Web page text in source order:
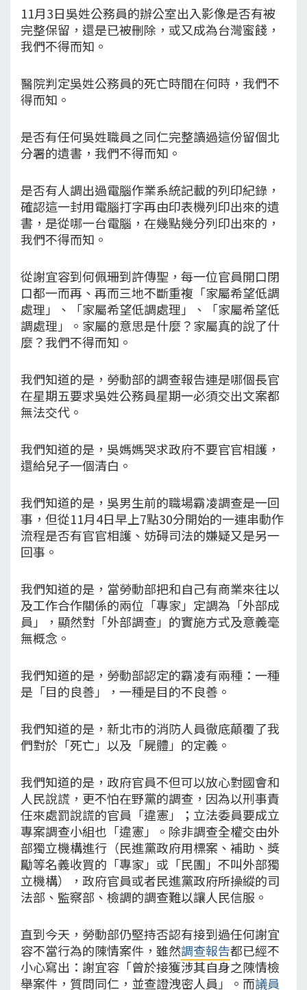
11月3日吳姓公務員的辦公室出入影像是否有被
完整保留，還是已被刪除，或又成為台灣蜜餞，
我們不得而知。
醫院判定吳姓公務員的死亡時間在何時，我們不
得而知。
是否有任何吳姓職員之同仁完整讀過這份留個北
分署的遺書，我們不得而知。
是否有人調出過電腦作業系統記載的列印紀錄，
確認這一封用電腦打字再由印表機列印出來的遺
書，是從哪一台電腦，在幾點幾分列印出來的，
我們不得而知。
從謝宜容到何佩珊到許傳聖，每一位官員開口閉
口都一而再、再而三地不斷重複「家屬希望低調
處理」、「家屬希望低調處理」、「家屬希望低
調處理」。家屬的意思是什麼？家屬真的說了什
麼？我們不得而知。
我們知道的是，勞動部的調查報告連是哪個長官
在星期五要求吳姓公務員星期一必須交出文案都
無法交代。
我們知道的是，吳媽媽哭求政府不要官官相護，
還給兒子一個清白。
我們知道的是，吳男生前的職場霸凌調查是一回
事，但從11月4日早上7點30分開始的一連串動作
流程是否有官官相護、妨碍司法的嫌疑又是另一
回事。
我們知道的是，當勞動部把和自己有商業來往以
及工作合作關係的兩位「專家」定調為「外部成
員」，顯然對「外部調查」的實施方式及意義毫
無概念。
我們知道的是，勞動部認定的霸凌有兩種：一種
是「目的良善」，一種是目的不良善。
我們知道的是，新北市的消防人員徹底顛覆了我
們對於「死亡」以及「屍體」的定義。
我們知道的是，政府官員不但可以放心對國會和
人民說謊，更不怕在野黨的調查，因為以刑事責
任來處罰說謊的官員「違憲」；立法委員要成立
專案調查小組也「違憲」。除非調查全權交由外
部獨立機構進行（民進黨政府用標案、補助、獎
勵等名義收買的「專家」或「民團」不叫外部獨
立機構），政府官員或者民進黨政府所操縱的司
法部、監察部、檢調的調查難以讓人民信服。
直到今天，勞動部仍堅持否認有接到過任何謝宜
容不當行為的陳情案件，雖然調查報告都已經不
小心寫出：謝宜容「曾於接獲涉其自身之陳情檢
舉案件，質問同仁，並查證洩密人員」。而議員